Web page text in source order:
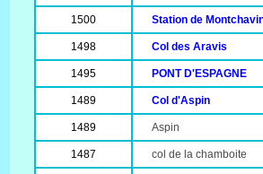
1500 Station de
1498 Col des Aravis
1495 PONT D'ESPAGNE
1489 Col d'Aspin
1489 Aspin
1487 col de la chamboite